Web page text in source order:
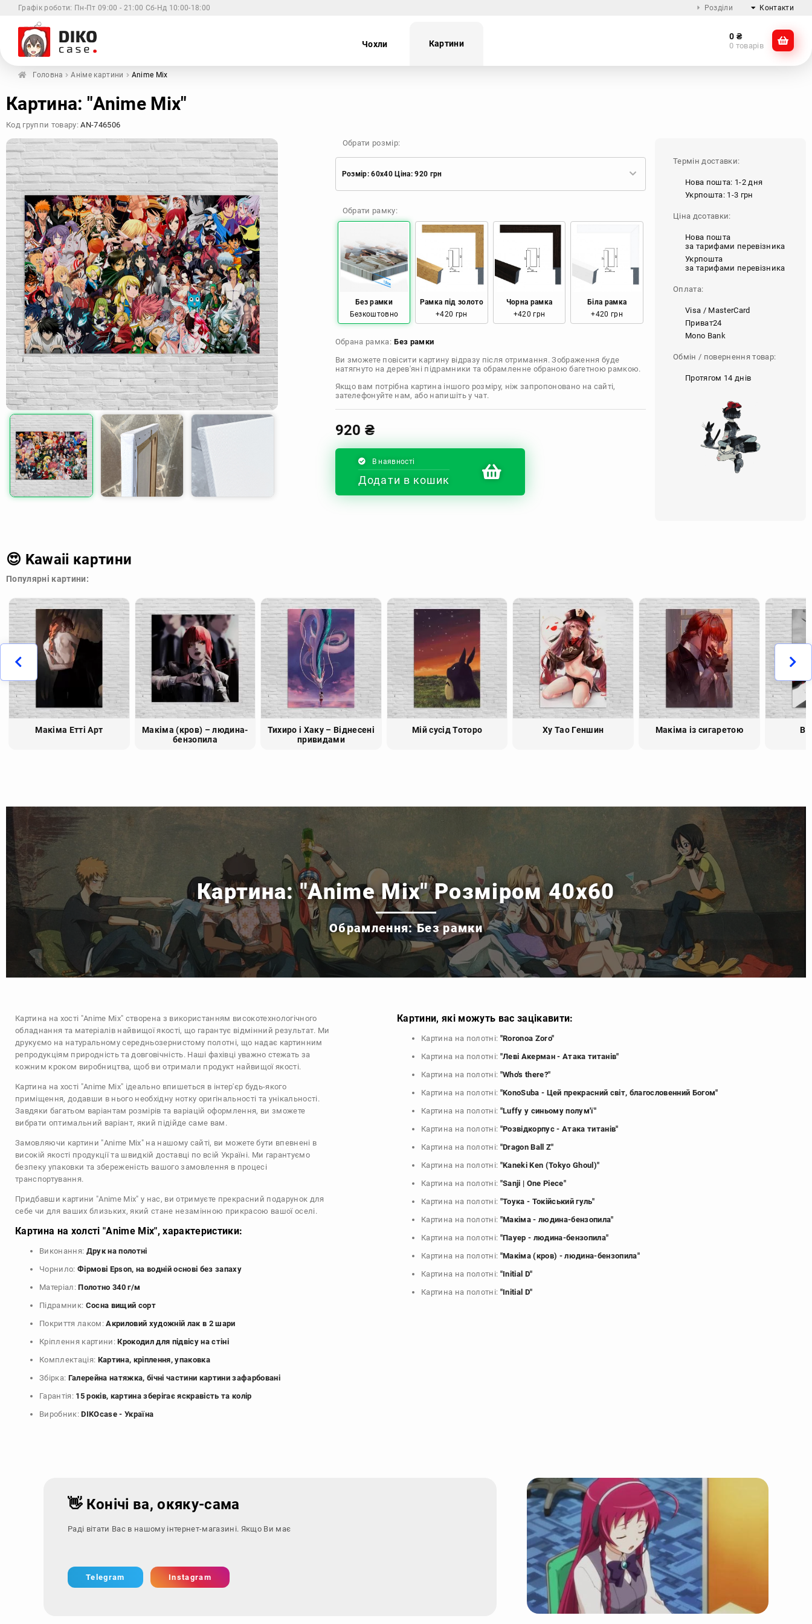
Графік роботи: Пн-Пт 09:00 - 21:00 Сб-Нд 10:00-18:00 Розділи Контакти
@dikocase
Чохли Картини
0 ₴
0 товарів
Xiaomi Samsung
Головна Аніме картини Anime Mix
Картина: "Anime Mix"
Код группи товару:AN-746506
Обрати розмір:
Розмір: 60x40 Ціна: 920 грн
Розмір: 90x60 Ціна: 1650 грн
Розмір: 120x80 Ціна: 2050 грн
Обрати рамку:
Без рамки
Безкоштовно
Рамка під золото
+420 грн
Чорна рамка
+420 грн
Біла рамка
+420 грн
Обрана рамка: Без рамки
Ви зможете повісити картину відразу після отримання. Зображення буде
натягнуто на дерев'яні підрамники та обрамленне обраною багетною рамкою.
Якщо вам потрібна картина іншого розміру, ніж запропоновано на сайті,
зателефонуйте нам, або напишіть у чат.
920 ₴
В наявності
Додати в кошик
Термін доставки:
Нова пошта: 1-2 дня
Укрпошта: 1-3 грн
Ціна дсотавки:
Нова пошта
за тарифами перевізника
Укрпошта
за тарифами перевізника
Оплата:
Visa / MasterCard
Приват24
Mono Bank
Обмін / повернення товар:
Протягом 14 днів
😍 Kawaii картини
Популярні картини:
Макіма Етті Арт
Макіма (кров) – людина-
бензопила
Тихиро і Хаку – Віднесені
привидами
Мій сусід Тоторо Ху Тао Геншин Макіма із сигаретою
Картина: "Anime Mix" Розміром 40x60
Обрамлення: Без рамки
Картина на хості "Anime Mix" створена з використанням високотехнологічного
обладнання та матеріалів найвищої якості, що гарантує відмінний результат. Ми
друкуємо на натуральному середньозернистому полотні, що надає картинним
репродукціям природність та довговічність. Наші фахівці уважно стежать за
кожним кроком виробництва, щоб ви отримали продукт найвищої якості.
Картина на хості "Anime Mix" ідеально впишеться в інтер'єр будь-якого
приміщення, додавши в нього необхідну нотку оригінальності та унікальності.
Завдяки багатьом варіантам розмірів та варіацій оформлення, ви зможете
вибрати оптимальний варіант, який підійде саме вам.
Замовляючи картини "Anime Mix" на нашому сайті, ви можете бути впевнені в
високій якості продукції та швидкій доставці по всій Україні. Ми гарантуємо
безпеку упаковки та збереженість вашого замовлення в процесі
транспортування.
Придбавши картини "Anime Mix" у нас, ви отримуєте прекрасний подарунок для
себе чи для ваших близьких, який стане незамінною прикрасою вашої оселі.
Картина на холсті "Anime Mix", характеристики:
Виконання: Друк на полотні
Чорнило: Фірмові Epson, на водній основі без запаху
Матеріал:Полотно 340 г/м
Підрамник: Сосна вищий сорт
Покриття лаком:Акриловий художній лак в 2 шари
Кріплення картини:Крокодил для підвісу на стіні
Комплектація: Картина, кріплення, упаковка
Збірка: Галерейна натяжка, бічні частини картини зафарбовані
Гарантія: 15 років, картина зберігає яскравість та колір
Виробник:DIKOcase - Україна
Картини, які можуть вас зацікавити:
Картина на полотні: "Roronoa Zoro"
Картина на полотні: "Леві Акерман - Атака титанів"
Картина на полотні: "Who's there?"
Картина на полотні: "KonoSuba - Цей прекрасний світ, благословенний Богом"
Картина на полотні: "Luffy у синьому полум'ї"
Картина на полотні: "Розвідкорпус - Атака титанів"
Картина на полотні: "Dragon Ball Z"
Картина на полотні: "Kaneki Ken (Tokyo Ghoul)"
Картина на полотні: "Sanji | One Piece"
Картина на полотні: "Тоука - Токійський гуль"
Картина на полотні: "Макіма - людина-бензопила"
Картина на полотні: "Пауер - людина-бензопила"
Картина на полотні: "Макіма (кров) - людина-бензопила"
Картина на полотні: "Initial D"
Картина на полотні: "Initial D"
👋 Конічі ва, окяку-сама
Раді вітати Вас в нашому інтернет-магазині. Якщо Ви маєте запитання - з
Telegram Instagram